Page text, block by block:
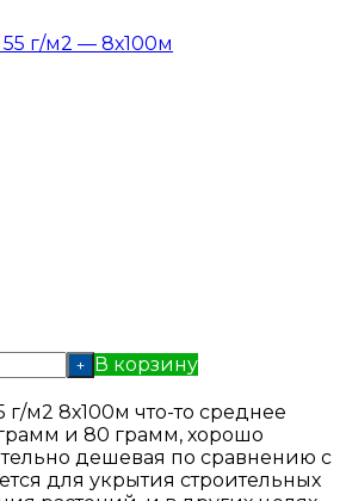
+ В корзину
г/м2 8х100м что-то среднее
и 80 грамм, хорошо
дешевая по сравнению с
для укрытия строительных